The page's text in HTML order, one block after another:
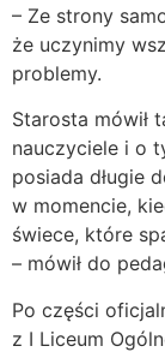
– Ze strony
że uczynimy
problemy.
Starosta mówił
nauczyciele i o
posiada długie
w momencie,
świece, które
– mówił do
Po części
z I Liceum